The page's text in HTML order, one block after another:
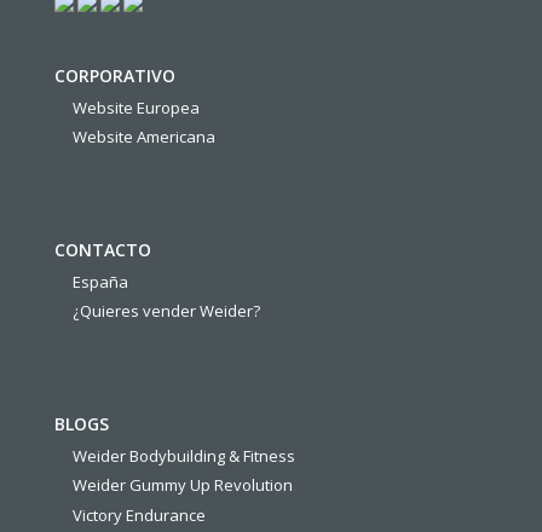
CORPORATIVO
Website Europea
Website Americana
CONTACTO
España
¿Quieres vender Weider?
BLOGS
Weider Bodybuilding & Fitness
Weider Gummy Up Revolution
Victory Endurance